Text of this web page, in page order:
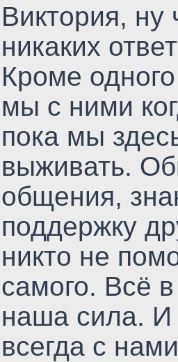
Виктория, ну
никаких
Кроме
мы с ними
пока мы
выживать.
общения,
поддержку
никто не
самого. Всё
наша сила. И
всегда с